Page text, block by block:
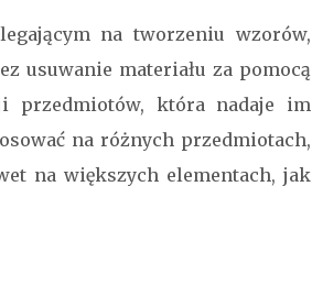
na tworzeniu wzorów,
usuwanie materiału za pomocą
przedmiotów, która nadaje im
na różnych przedmiotach,
na większych elementach, jak